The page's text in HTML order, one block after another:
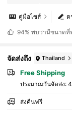
ต
คู่มือไซส์
94% พบว่ามีขนาดที่
จัดส่งถึง Thailand
Free Shipping
ประมาณวันจัดส่ง:
ส่งคืนฟรี